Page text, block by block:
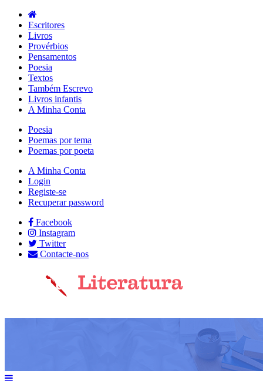
Escritores
Livros
Provérbios
Pensamentos
Poesia
Textos
Também Escrevo
Livros infantis
A Minha Conta
Poesia
Poemas por tema
Poemas por poeta
A Minha Conta
Login
Registe-se
Recuperar password
Facebook
Instagram
Twitter
Contacte-nos